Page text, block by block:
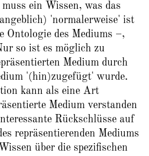
ein Wissen, was das
'normalerweise' ist
Ontologie des Mediums –,
so ist es möglich zu
Medium durch
'(hin)zugefügt' wurde.
kann als eine Art
Medium verstanden
Rückschlüsse auf
repräsentierenden Mediums
über die spezifischen